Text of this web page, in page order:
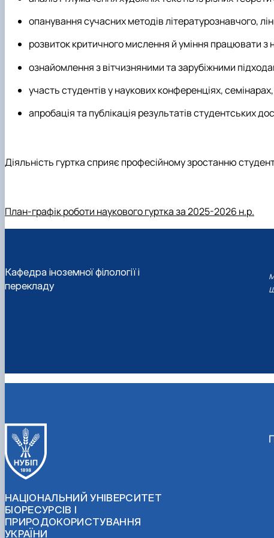
опанування сучасних методів літературознавчого,
розвиток критичного мислення й уміння працювати з
ознайомлення з вітчизняними та зарубіжними
участь студентів у наукових конференціях,
апробація та публікація результатів студентських
Діяльність гуртка сприяє професійному зростанню
План-графік роботи наукового гуртка за 2025-2026 н.р.
Кафедра іноземної філології і
перекладу
НАЦІОНАЛЬНИЙ УНІВЕРСИТЕТ
БІОРЕСУРСІВ І
ПРИРОДОКОРИСТУВАННЯ
УКРАЇНИ